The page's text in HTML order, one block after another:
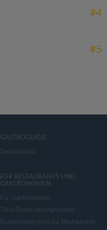
#4
#5
GASTROGUIDE
Deutschland
FÜR RESTAURANTS UND
GASTRONOMEN
Für Gastronomen
Tisch Reservierungsystem
Gutscheinsystem für Restaurants